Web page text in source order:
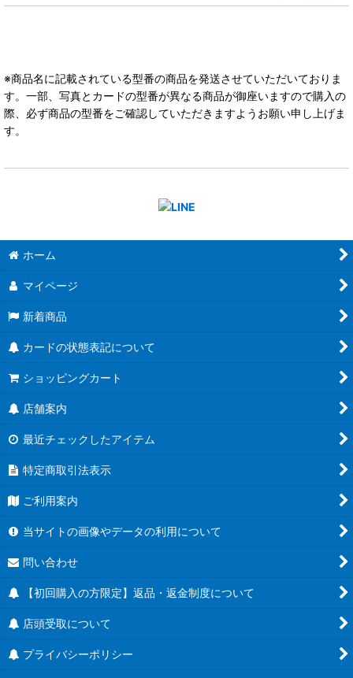
※商品名に記載されている型番の商品を発送させていただいておりま
す。一部、写真とカードの型番が異なる商品が御座いますので購入の
際、必ず商品の型番をご確認していただきますようお願い申し上げま
す。
ホーム
マイページ
新着商品
カードの状態表記について
ショッピングカート
店舗案内
最近チェックしたアイテム
特定商取引法表示
ご利用案内
当サイトの画像やデータの利用について
問い合わせ
【初回購入の方限定】返品・返金制度について
店頭受取について
プライバシーポリシー